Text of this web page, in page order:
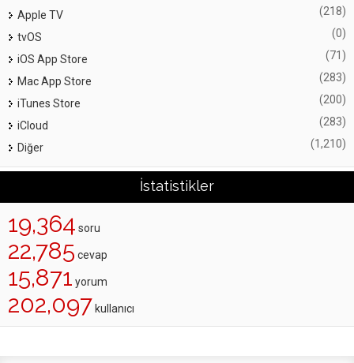
Apple TV (218)
tvOS (0)
iOS App Store (71)
Mac App Store (283)
iTunes Store (200)
iCloud (283)
Diğer (1,210)
İstatistikler
19,364 soru
22,785 cevap
15,871 yorum
202,097 kullanıcı